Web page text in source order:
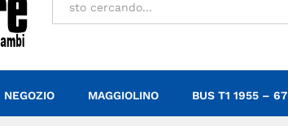
Tutto
NEGOZIO MAGGIOLINO BUS T1 1955 – 67